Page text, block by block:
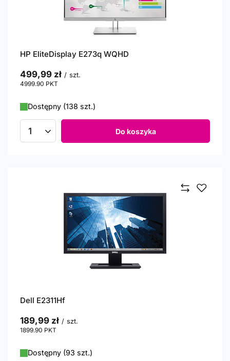
HP EliteDisplay E273q WQHD
499,99 zł / szt.
4999.90 PKT
Dostępny (138 szt.)
Ilość produktów Do koszyka
Dell E2311Hf
189,99 zł / szt.
1899.90 PKT
Dostępny (93 szt.)